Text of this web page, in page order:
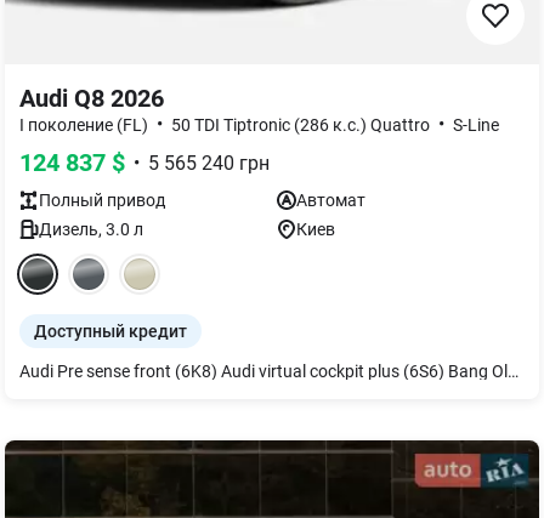
Audi Q8 2026
I поколение (FL) • 50 TDI Tiptronic (286 к.с.) Quattro • S-Line
124 837 $ • 5 565 240 грн
Полный привод
Автомат
Дизель, 3.0 л Киев
Доступный кредит
Audi Pre sense front (6K8) Audi virtual cockpit plus (6S6) Bang Olufsen 3D Premium Sound System (6VS) Адаптивный ассистент скорости (WCY) Вентиляция и массаж для передних сидений (4D8) Декор дуб серый (7TM) Зеркала с памятью и автом. затемнением (6XL) Зеркало внутреннее с автом. затемнением (4L6) Диски 5 двойных рукавов 10Jx22 серый (C6K) Дополнительный защитный поддон двигателя (1SB) Экстерьер - пакет S line (PQD) Задние фонари цифровые OLED (8SC) Остекление Privacy (QL5) Акустическое остекление боковых окон (VW0) Защита от пыли дополнительная (6U7) Руль 3-спицевый кожаный с подогревом (1XP) Коврики для пола спереди и сзади (0TD) Климат-контроль 4-зонный (6AE) Комфортный ключ с сенсорным отключением (PGC) Органы управления глянцево-черные (GS5) Пакет Бизнес (WSM) Пакет оптический черный (PAH) Пакет оптический черный плюс (4ZP) Пакет-ассистент Місто (PCM) Пакет-ассистент парковки (PCV) Полноуправляемое шасси (0N5) Продленная гарантия дополнительно 2 года или (EA6) Подлокотник центральный передний комфортный (6E6) Подогрев передних и задних сидений (4A4) Рейлинги на крыше черные (3S2) Светодиодное освещение зоны посадки (6TF) Светодиодные матричные фары HD Matrix (PXB) Сиденье заднее plus (3NS) Передние сиденья с памятью (PV6) Стеклоочистители адаптивные (6PF) Спортивный пакет S line 2 (WQS1BK) Потолок в микрофибре Dinamica (PL2) Сетка разделительная (3CX) Фоновая подсветка plus (QQ2) Кожа Valcona - спортсиденья plus (N0QQ4Q) Кожаный пакет расширенный (7HL) Ионизатор и ароматизатор (2V6)